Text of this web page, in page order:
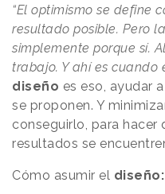
“El optimismo se define
resultado posible. Pero
simplemente porque sí.
trabajo. Y ahí es cuando
diseño es eso, ayudar
se proponen. Y
conseguirlo, para hacer
resultados se
Cómo asumir el diseño: